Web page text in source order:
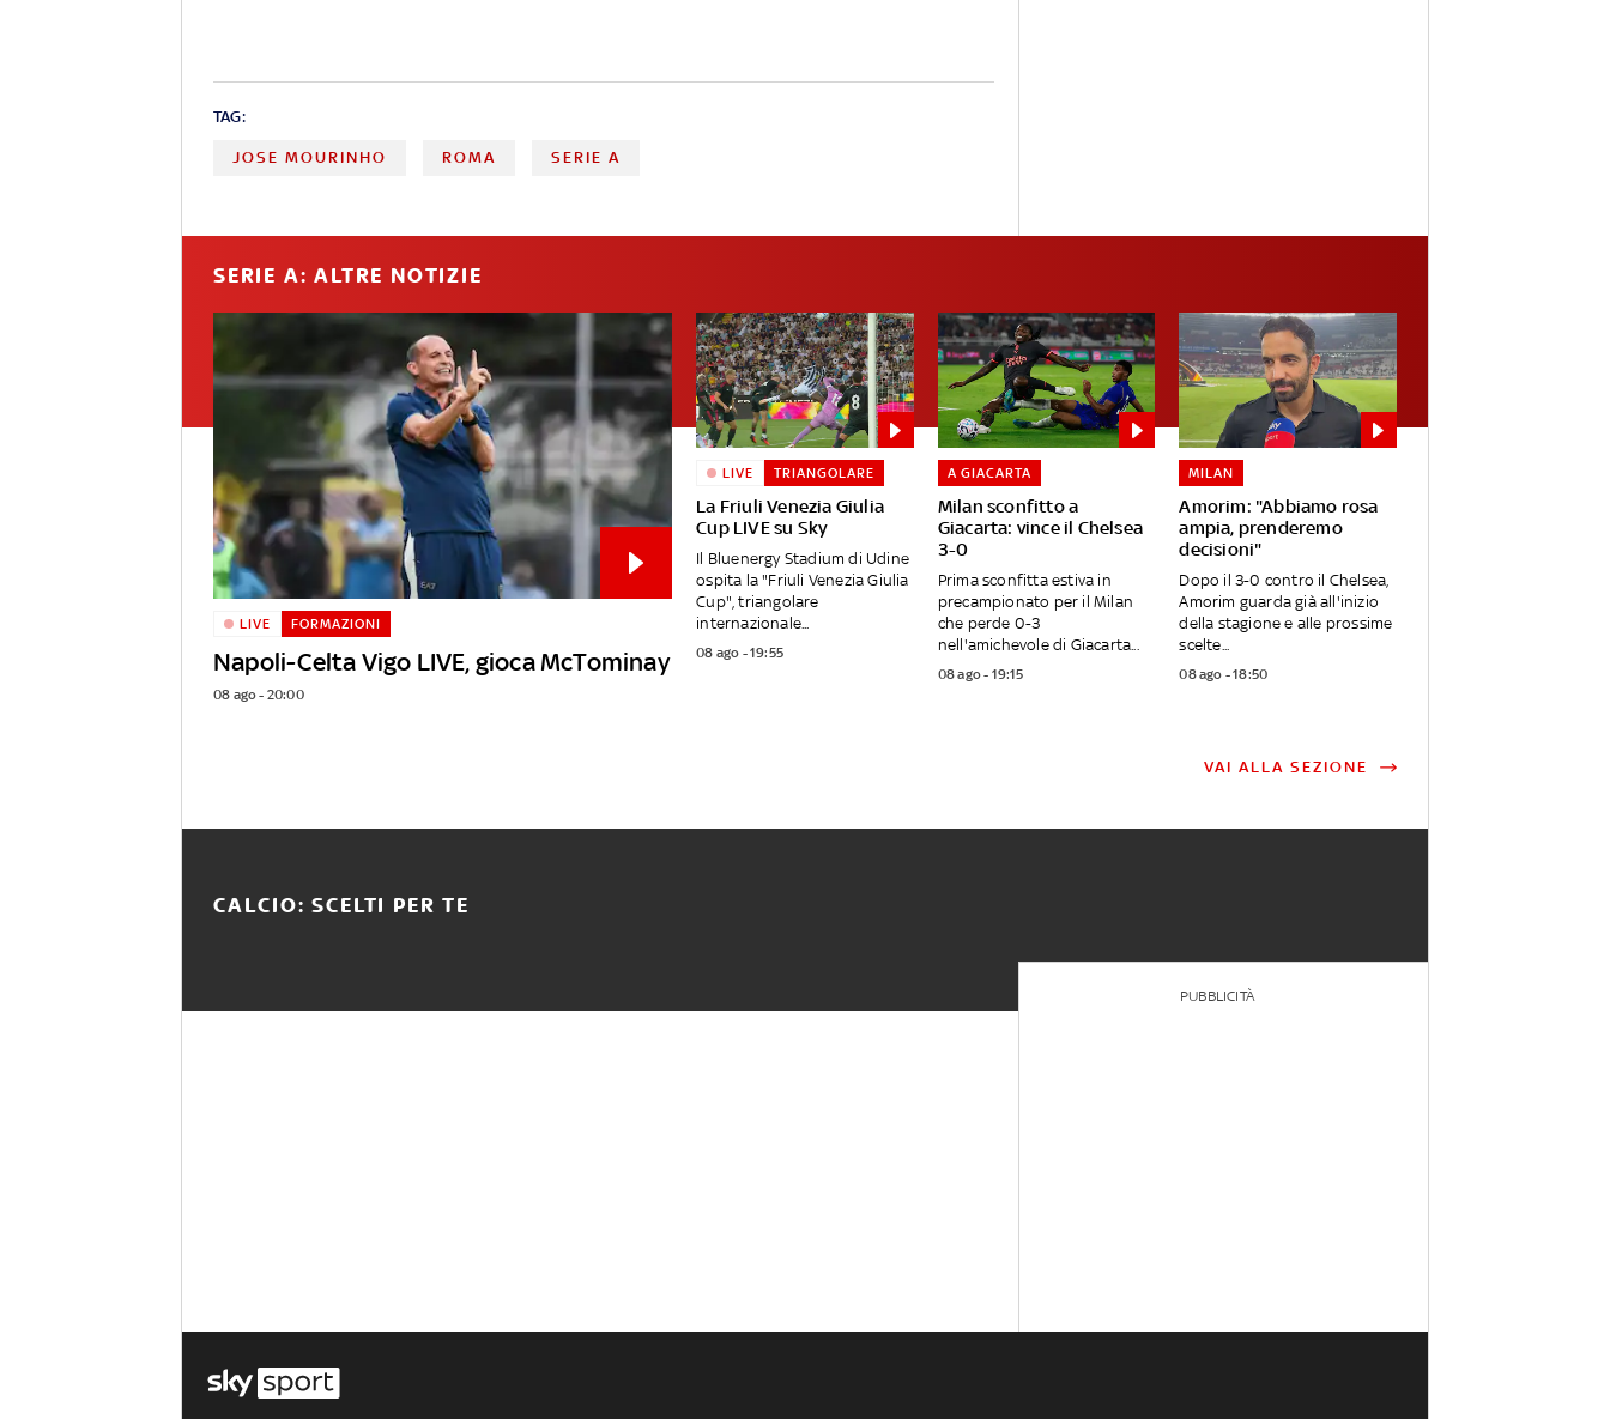
TAG:
JOSE MOURINHO ROMA SERIE A
SERIE A: ALTRE NOTIZIE
Napoli-Celta Vigo LIVE, gioca McTominay
LIVE FORMAZIONI
08 ago - 20:00
La Friuli Venezia Giulia
Cup LIVE su Sky
LIVE TRIANGOLARE
Il Bluenergy Stadium di Udine
ospita la "Friuli Venezia Giulia
Cup", triangolare
internazionale...
08 ago - 19:55
Milan sconfitto a
Giacarta: vince il Chelsea
3-0
A GIACARTA
Prima sconfitta estiva in
precampionato per il Milan
che perde 0-3
nell'amichevole di Giacarta...
08 ago - 19:15
Amorim: "Abbiamo rosa
ampia, prenderemo
decisioni"
MILAN
Dopo il 3-0 contro il Chelsea,
Amorim guarda già all'inizio
della stagione e alle prossime
scelte...
08 ago - 18:50
VAI ALLA SEZIONE
CALCIO: SCELTI PER TE
PUBBLICITÀ